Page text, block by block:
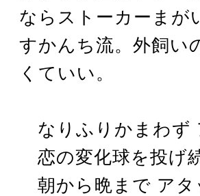
ならストーカーまが
すかんち流。外飼い
くていい。
なりふりかまわず
恋の変化球を投げ
朝から晩まで アタ